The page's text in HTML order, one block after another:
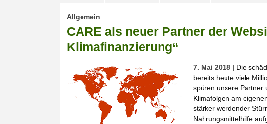
Allgemein
CARE als neuer Partner der
Klimafinanzierung“
7. Mai 2018 | Die
bereits heute viele
spüren unsere Partner
Klimafolgen am
stärker werdender
Nahrungsmittelhilfe